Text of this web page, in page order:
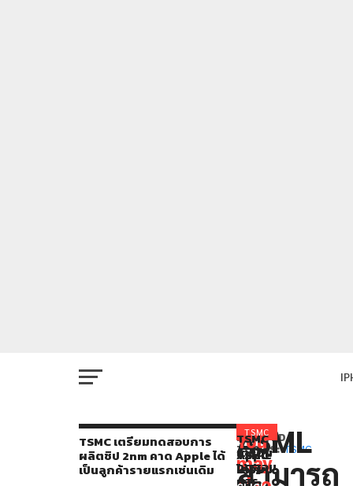
TSMC เตรียมทดสอบการ
ผลิตชิป 2nm คาด Apple ได้
เป็นลูกค้ารายแรกเช่นเดิม
TSMC
ASML
สามารถ
ASML
เจ้าของ
เครื่อง
You
may
TSMC
เตรียม
ทดสอบ
การ
Apple
เตรียม
TSMC
เตรียม
TSMC
ได้
RELATED
TOPICS: TSMC